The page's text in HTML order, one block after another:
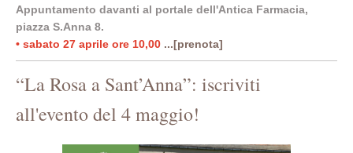
Appuntamento davanti al portale dell'Antica Farmacia,
piazza S.Anna 8.
• sabato 27 aprile ore 10,00 ...[prenota]
“La Rosa a Sant’Anna”: iscriviti
all'evento del 4 maggio!